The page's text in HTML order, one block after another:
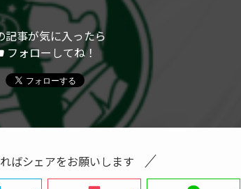
記事が気に入ったら
フォローしてね！
ばシェアをお願いします